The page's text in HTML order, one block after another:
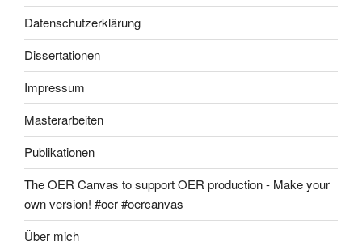
Datenschutzerklärung
Dissertationen
Impressum
Masterarbeiten
Publikationen
The OER Canvas to support OER production - Make your
own version! #oer #oercanvas
Über mich